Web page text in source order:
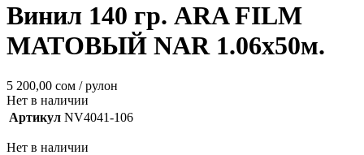
Винил 140 гр. ARA FILM
МАТОВЫЙ NAR 1.06х50м.
5 200,00 сом / рулон
Нет в наличии
Артикул NV4041-106
Нет в наличии